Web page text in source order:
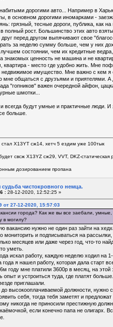
дорогими авто... Например в
в основном дорогими иномарками -
грязный, тесные дороги, публика, как
полный рост. Большинство этих авто
друг перед другом выпячивают свое
за неделю сумму больше, чем у них
состоянии, чем их кредитные
знакомых ценность не машина и не
квартира - место где удобно жить. Мне
недвижимое имущество. Мне важно с кем
мне общаться с друзъями и приятелями. А
"гопников" важен очередной айфон,
шмотки...
всегда будут умные и практичные люди.
больше.
Х13YT сж14, хетч 5 ездим уже 100тык
свсж Х13YZ сж29, VVT, DKZ-статическая
дозированием пропана
судьба чистокровного немца.
: 28-12-2020, 12:52:25 »
от 27-12-2020, 15:57:03
города? Как же вы все заебали,
в могилу?
вакансию нужно не один раз зайти на
мониторить и подписываться на
месяцев или даже через год, что-то
уметь.
искал работу, каждую неделю ходил на
года я нашел работу, которая дала старт
году мне платили 3600р в месяц, на этой
опыт и устроиться туда, где платят
приглашали.
высокооплачиваемой должности, нужно
себя, тогда тебя заметят и
никогда не приносили престижную
если конечно папа не олигарх.